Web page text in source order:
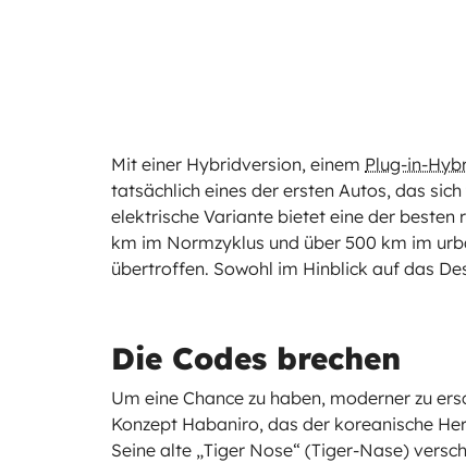
Mit einer Hybridversion, einem Plug-in-
tatsächlich eines der ersten Autos, das
elektrische Variante bietet eine der
km im Normzyklus und über 500 km im
übertroffen. Sowohl im Hinblick auf das
Die Codes brechen
Um eine Chance zu haben, moderner zu
Konzept Habaniro, das der koreanische
Seine alte „Tiger Nose“ (Tiger-Nase)